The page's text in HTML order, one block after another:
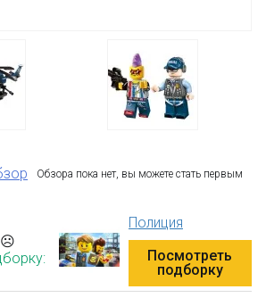
Обзора пока нет, вы можете стать первым
☹
Полиция
Посмотреть
подборку